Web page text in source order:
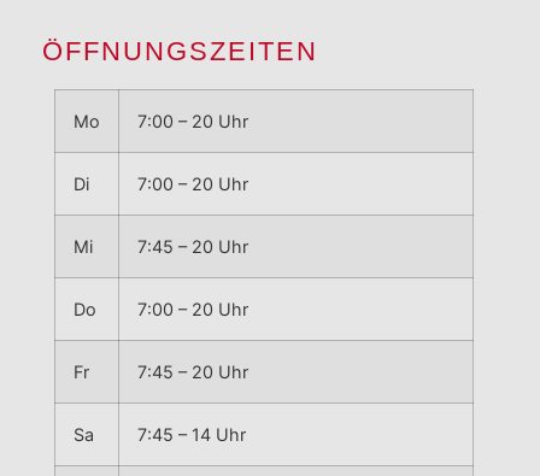
ÖFFNUNGSZEITEN
Mo 7:00 – 20 Uhr
Di 7:00 – 20 Uhr
Mi 7:45 – 20 Uhr
Do 7:00 – 20 Uhr
Fr 7:45 – 20 Uhr
Sa 7:45 – 14 Uhr